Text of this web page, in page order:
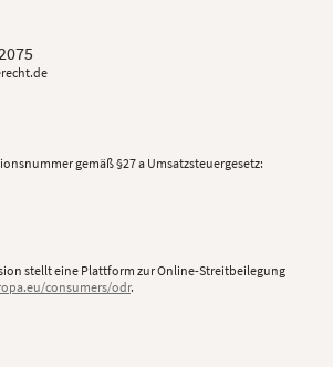
gemäß §27 a Umsatzsteuergesetz:
stellt eine Plattform zur Online-Streitbeilegung
consumers/odr.